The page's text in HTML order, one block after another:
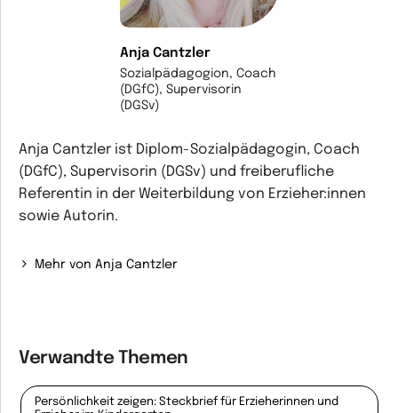
Anja Cantzler
Sozialpädagogion, Coach
(DGfC), Supervisorin
(DGSv)
Anja Cantzler ist Diplom-Sozialpädagogin, Coach
(DGfC), Supervisorin (DGSv) und freiberufliche
Referentin in der Weiterbildung von Erzieher:innen
sowie Autorin.
Mehr von Anja Cantzler
Verwandte Themen
Persönlichkeit zeigen: Steckbrief für Erzieherinnen und